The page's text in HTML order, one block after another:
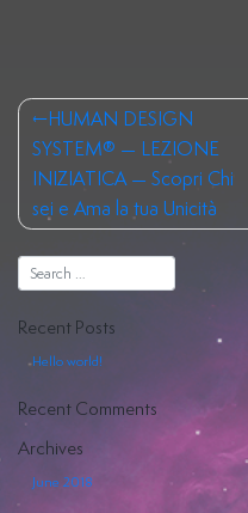
Human
Design
Costellazioni
Iniziatiche
Post
navigation
HUMAN DESIGN
SYSTEM® — LEZIONE
INIZIATICA — Scopri Chi
sei e Ama la tua Unicità
Recent Posts
Hello world!
Recent Comments
Archives
June 2018